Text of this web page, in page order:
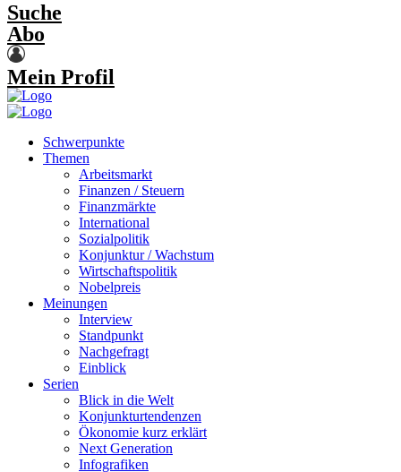
Suche
Abo
Mein Profil
Schwerpunkte
Themen
Arbeitsmarkt
Finanzen / Steuern
Finanzmärkte
International
Sozialpolitik
Konjunktur / Wachstum
Wirtschaftspolitik
Nobelpreis
Meinungen
Interview
Standpunkt
Nachgefragt
Einblick
Serien
Blick in die Welt
Konjunkturtendenzen
Ökonomie kurz erklärt
Next Generation
Infografiken